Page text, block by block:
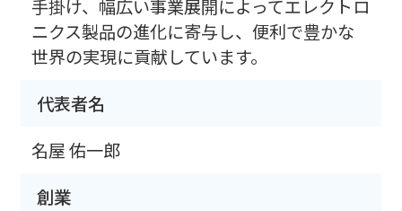
手掛け、幅広い事業展開によってエレクトロ
ニクス製品の進化に寄与し、便利で豊かな
世界の実現に貢献しています。
代表者名
名屋 佑一郎
創業